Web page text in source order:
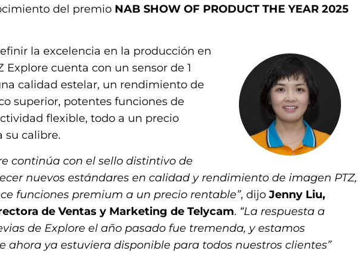
del premio NAB SHOW OF PRODUCT THE YEAR 2025
la excelencia en la producción en
Explore cuenta con un sensor de 1
calidad estelar, un rendimiento de
superior, potentes funciones de
flexible, todo a un precio
su calibre.
continúa con el sello distintivo de
nuevos estándares en calidad y rendimiento de imagen PTZ,
funciones premium a un precio rentable”, dijoJenny Liu,
de Ventas y Marketing de Telycam. “La respuesta a
de Explore el año pasado fue tremenda, y estamos
ahora ya estuviera disponible para todos nuestros clientes”